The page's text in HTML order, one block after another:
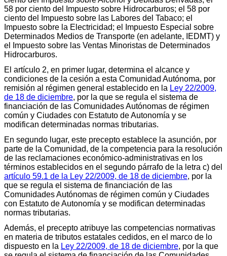
58 por ciento del Impuesto sobre Hidrocarburos; el 58 por
ciento del Impuesto sobre las Labores del Tabaco; el
Impuesto sobre la Electricidad; el Impuesto Especial sobre
Determinados Medios de Transporte (en adelante, IEDMT) y
el Impuesto sobre las Ventas Minoristas de Determinados
Hidrocarburos.
El artículo 2, en primer lugar, determina el alcance y
condiciones de la cesión a esta Comunidad Autónoma, por
remisión al régimen general establecido en la Ley 22/2009,
de 18 de diciembre, por la que se regula el sistema de
financiación de las Comunidades Autónomas de régimen
común y Ciudades con Estatuto de Autonomía y se
modifican determinadas normas tributarias.
En segundo lugar, este precepto establece la asunción, por
parte de la Comunidad, de la competencia para la resolución
de las reclamaciones económico-administrativas en los
términos establecidos en el segundo párrafo de la letra c) del
artículo 59.1 de la Ley 22/2009, de 18 de diciembre, por la
que se regula el sistema de financiación de las
Comunidades Autónomas de régimen común y Ciudades
con Estatuto de Autonomía y se modifican determinadas
normas tributarias.
Además, el precepto atribuye las competencias normativas
en materia de tributos estatales cedidos, en el marco de lo
dispuesto en la Ley 22/2009, de 18 de diciembre, por la que